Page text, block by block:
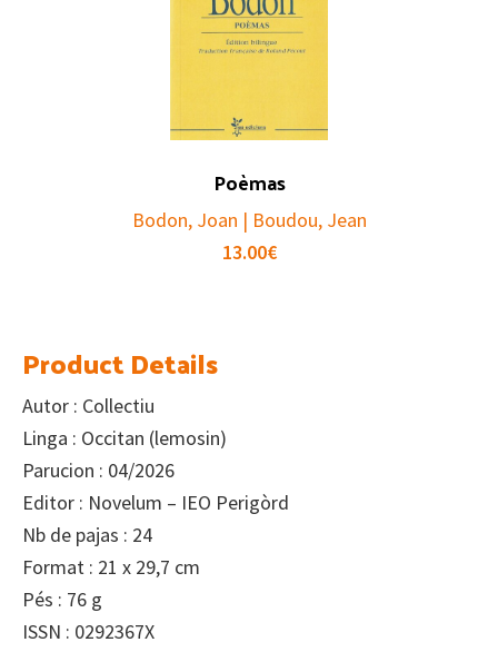
Poèmas
Bodon, Joan | Boudou, Jean
13.00€
Product Details
Autor : Collectiu
Linga : Occitan (lemosin)
Parucion : 04/2026
Editor : Novelum – IEO Perigòrd
Nb de pajas : 24
Format : 21 x 29,7 cm
Pés : 76 g
ISSN : 0292367X